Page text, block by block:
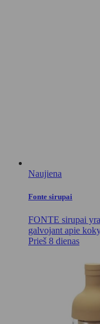
Naujiena
Fonte sirupai
FONTE sirupai
galvojant apie
Prieš 8 dienas